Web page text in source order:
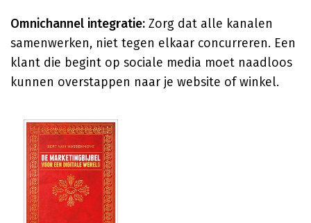
Omnichannel integratie: Zorg dat alle kanalen
samenwerken, niet tegen elkaar concurreren. Een
klant die begint op sociale media moet naadloos
kunnen overstappen naar je website of winkel.